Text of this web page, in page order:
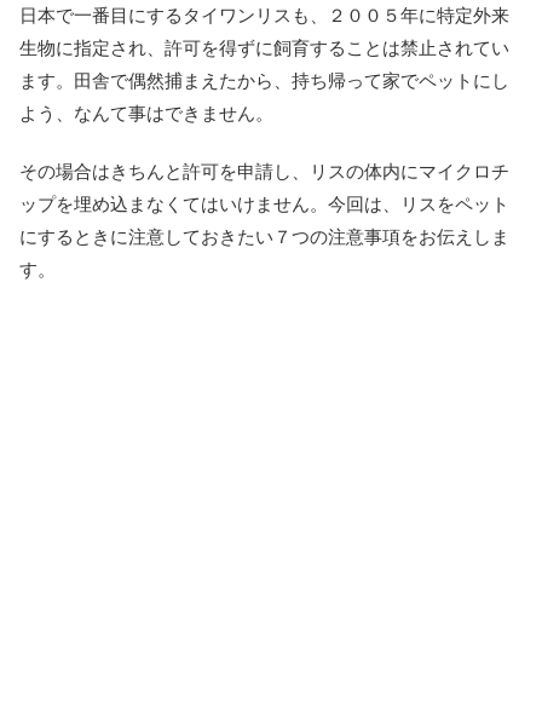
日本で一番目にするタイワンリスも、２００５年に特定外来
生物に指定され、許可を得ずに飼育することは禁止されてい
ます。田舎で偶然捕まえたから、持ち帰って家でペットにし
よう、なんて事はできません。
その場合はきちんと許可を申請し、リスの体内にマイクロチ
ップを埋め込まなくてはいけません。今回は、リスをペット
にするときに注意しておきたい７つの注意事項をお伝えしま
す。